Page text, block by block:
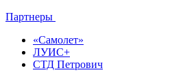
Партнеры
«Самолет»
ЛУИС+
СТД Петрович